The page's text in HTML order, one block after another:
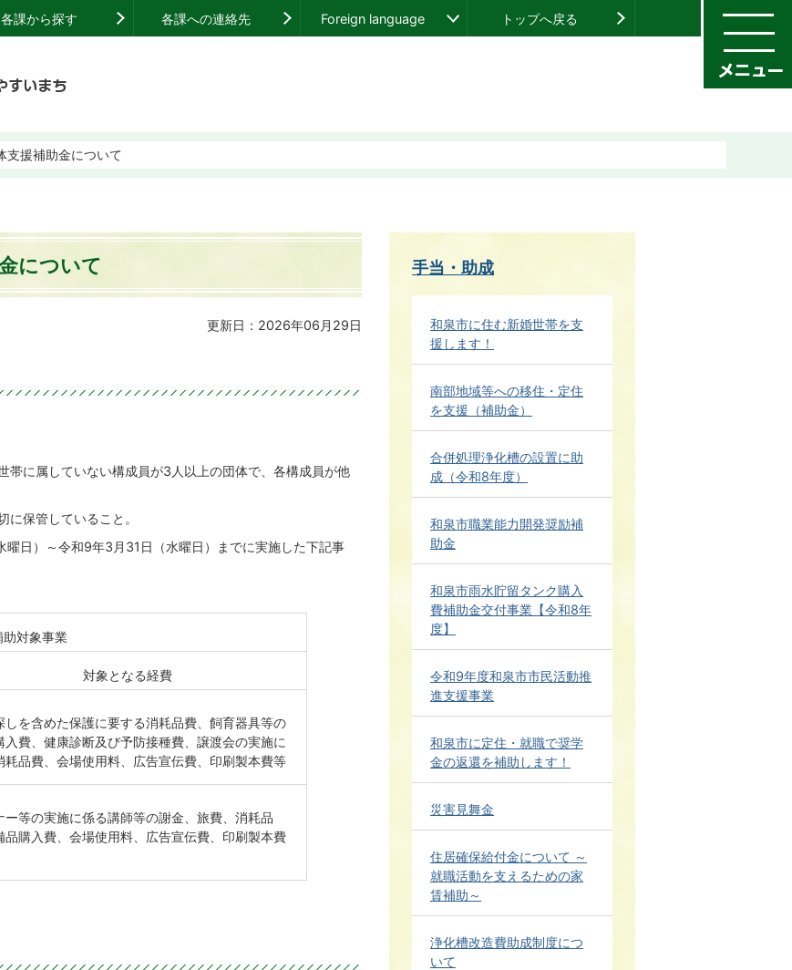
各課から探す 各課への連絡先 Foreign language トップへ戻る
支援補助金について
について
更新日：2026年06月29日
帯に属していない構成員が3人以上の団体で、各構成員が他
に保管していること。
曜日）～令和9年3月31日（水曜日）までに実施した下記事
助対象事業
対象となる経費
しを含めた保護に要する消耗品費、飼育器具等の
入費、健康診断及び予防接種費、譲渡会の実施に
耗品費、会場使用料、広告宣伝費、印刷製本費等
ー等の実施に係る講師等の謝金、旅費、消耗品
品購入費、会場使用料、広告宣伝費、印刷製本費
手当・助成
和泉市に住む新婚世帯を支
援します！
南部地域等への移住・定住
を支援（補助金）
合併処理浄化槽の設置に助
成（令和8年度）
和泉市職業能力開発奨励補
助金
和泉市雨水貯留タンク購入
費補助金交付事業【令和8年
度】
令和9年度和泉市市民活動推
進支援事業
和泉市に定住・就職で奨学
金の返還を補助します！
災害見舞金
住居確保給付金について ～
就職活動を支えるための家
賃補助～
浄化槽改造費助成制度につ
いて